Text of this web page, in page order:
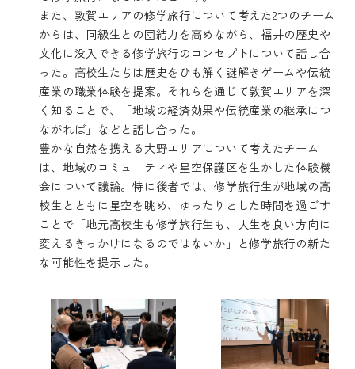
また、敦賀エリアの修学旅行について考えた2つのチーム
からは、同級生との団結力を高めながら、福井の歴史や
文化に没入できる修学旅行のコンセプトについて話し合
った。高校生たちは歴史をひも解く謎解きゲームや伝統
産業の職業体験を提案。それらを通じて敦賀エリアを深
く知ることで、「地域の経済効果や伝統産業の継承につ
ながれば」などと話し合った。
豊かな自然を携える大野エリアについて考えたチーム
は、地域のコミュニティや星空保護区を生かした体験機
会について議論。特に後者では、修学旅行生が地域の高
校生とともに星空を眺め、ゆったりとした時間を過ごす
ことで「地元高校生も修学旅行生も、人生を良い方向に
変えるきっかけになるのではないか」と修学旅行の新た
な可能性を提示した。